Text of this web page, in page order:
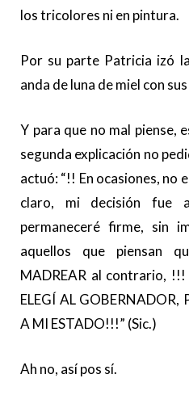
los tricolores ni en pintura.
Por su parte Patricia izó
anda de luna de miel con
Y para que no mal piense,
segunda explicación no
actuó: “!! En ocasiones, no
claro, mi decisión fue
permaneceré firme, sin
aquellos que piensan
MADREAR al contrario, !!!
ELEGÍ AL GOBERNADOR,
A MI ESTADO!!!” (Sic.)
Ah no, así pos sí.